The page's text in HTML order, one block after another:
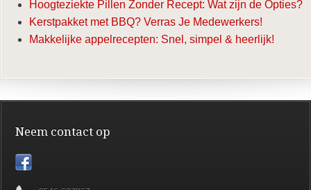
Hoogteziekte Pillen Zonder Recept: Wat zijn de Opties?
Kerstpakket met BBQ? Verras Je Medewerkers!
Makkelijke appelrecepten: Snel, simpel & heerlijk!
Neem contact op